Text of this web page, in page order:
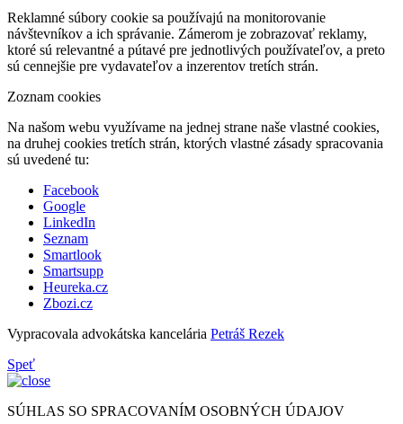
Reklamné súbory cookie sa používajú na monitorovanie
návštevníkov a ich správanie. Zámerom je zobrazovať reklamy,
ktoré sú relevantné a pútavé pre jednotlivých používateľov, a preto
sú cennejšie pre vydavateľov a inzerentov tretích strán.
Zoznam cookies
Na našom webu využívame na jednej strane naše vlastné cookies,
na druhej cookies tretích strán, ktorých vlastné zásady spracovania
sú uvedené tu:
Facebook
Google
LinkedIn
Seznam
Smartlook
Smartsupp
Heureka.cz
Zbozi.cz
Vypracovala advokátska kancelária Petráš Rezek
Speť
SÚHLAS SO SPRACOVANÍM OSOBNÝCH ÚDAJOV